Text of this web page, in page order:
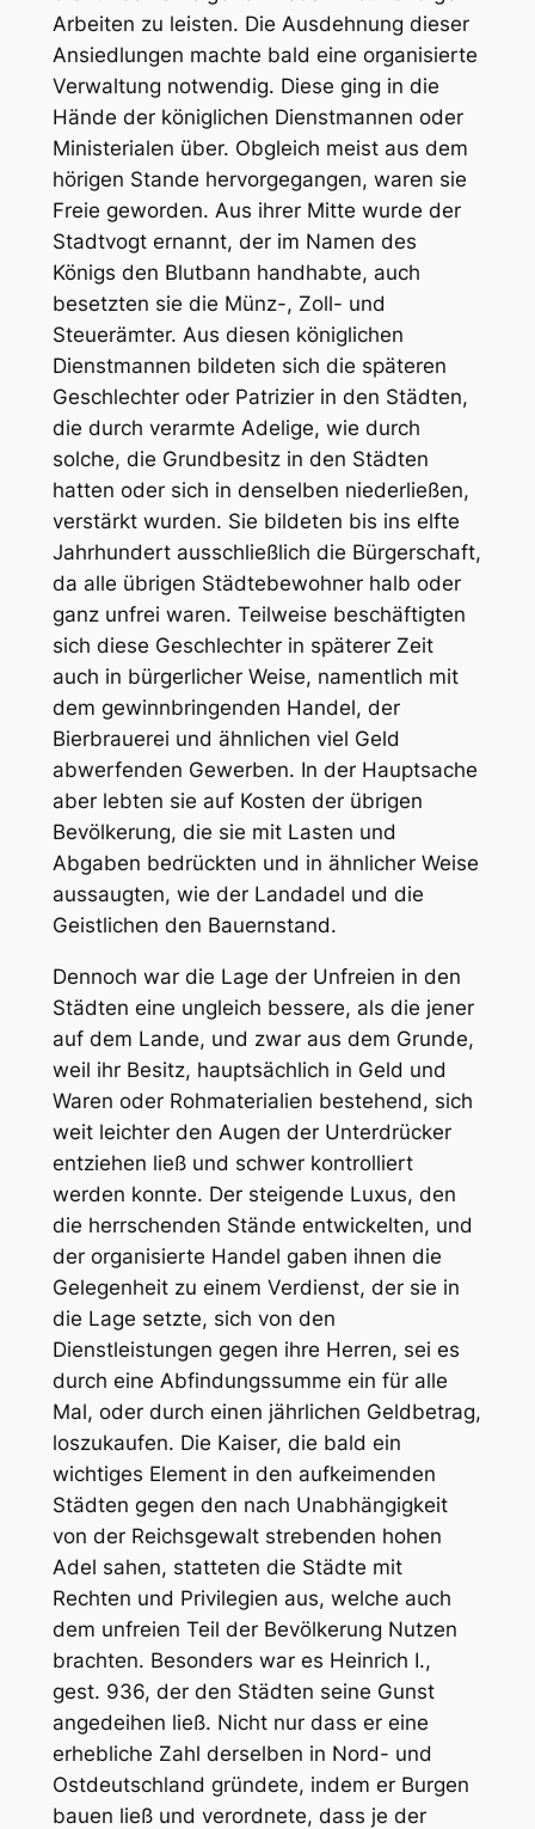
Arbeiten zu leisten. Die Ausdehnung dieser
Ansiedlungen machte bald eine organisierte
Verwaltung notwendig. Diese ging in die
Hände der königlichen Dienstmannen oder
Ministerialen über. Obgleich meist aus dem
hörigen Stande hervorgegangen, waren sie
Freie geworden. Aus ihrer Mitte wurde der
Stadtvogt ernannt, der im Namen des
Königs den Blutbann handhabte, auch
besetzten sie die Münz-, Zoll- und
Steuerämter. Aus diesen königlichen
Dienstmannen bildeten sich die späteren
Geschlechter oder Patrizier in den Städten,
die durch verarmte Adelige, wie durch
solche, die Grundbesitz in den Städten
hatten oder sich in denselben niederließen,
verstärkt wurden. Sie bildeten bis ins elfte
Jahrhundert ausschließlich die Bürgerschaft,
da alle übrigen Städtebewohner halb oder
ganz unfrei waren. Teilweise beschäftigten
sich diese Geschlechter in späterer Zeit
auch in bürgerlicher Weise, namentlich mit
dem gewinnbringenden Handel, der
Bierbrauerei und ähnlichen viel Geld
abwerfenden Gewerben. In der Hauptsache
aber lebten sie auf Kosten der übrigen
Bevölkerung, die sie mit Lasten und
Abgaben bedrückten und in ähnlicher Weise
aussaugten, wie der Landadel und die
Geistlichen den Bauernstand.
Dennoch war die Lage der Unfreien in den
Städten eine ungleich bessere, als die jener
auf dem Lande, und zwar aus dem Grunde,
weil ihr Besitz, hauptsächlich in Geld und
Waren oder Rohmaterialien bestehend, sich
weit leichter den Augen der Unterdrücker
entziehen ließ und schwer kontrolliert
werden konnte. Der steigende Luxus, den
die herrschenden Stände entwickelten, und
der organisierte Handel gaben ihnen die
Gelegenheit zu einem Verdienst, der sie in
die Lage setzte, sich von den
Dienstleistungen gegen ihre Herren, sei es
durch eine Abfindungssumme ein für alle
Mal, oder durch einen jährlichen Geldbetrag,
loszukaufen. Die Kaiser, die bald ein
wichtiges Element in den aufkeimenden
Städten gegen den nach Unabhängigkeit
von der Reichsgewalt strebenden hohen
Adel sahen, statteten die Städte mit
Rechten und Privilegien aus, welche auch
dem unfreien Teil der Bevölkerung Nutzen
brachten. Besonders war es Heinrich I.,
gest. 936, der den Städten seine Gunst
angedeihen ließ. Nicht nur dass er eine
erhebliche Zahl derselben in Nord- und
Ostdeutschland gründete, indem er Burgen
bauen ließ und verordnete, dass je der